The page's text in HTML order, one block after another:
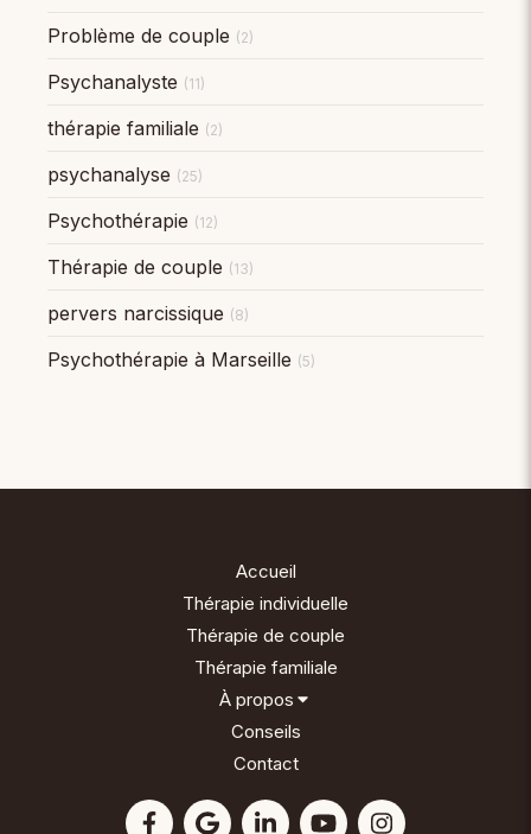
Problème de couple (2)
Psychanalyste (11)
thérapie familiale (2)
psychanalyse (25)
Psychothérapie (12)
Thérapie de couple (13)
pervers narcissique (8)
Psychothérapie à Marseille (5)
Accueil
Thérapie individuelle
Thérapie de couple
Thérapie familiale
À propos
Conseils
Contact